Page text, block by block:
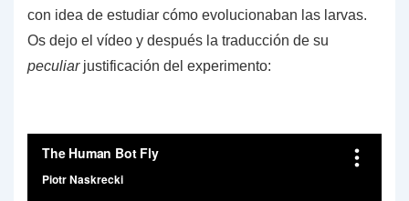
con idea de estudiar cómo evolucionaban las larvas.
Os dejo el vídeo y después la traducción de su
peculiarjustificación del experimento: